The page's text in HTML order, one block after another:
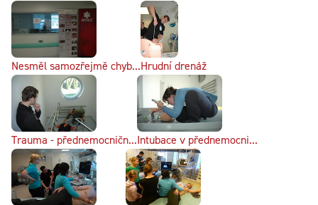
Nesměl samozřejmě chyb...Hrudní drenáž
Trauma - přednemocničn...Intubace v přednemocni...